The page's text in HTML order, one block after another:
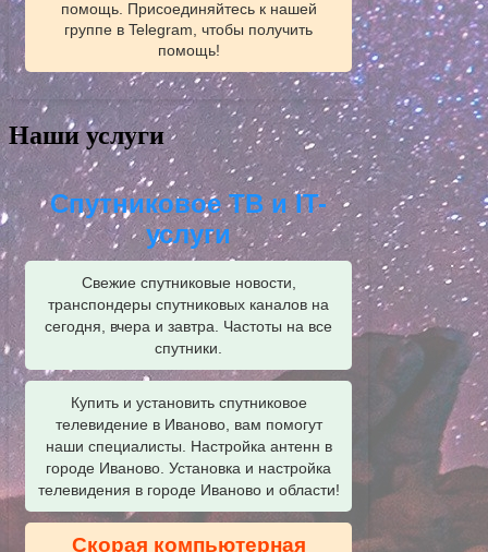
помощь. Присоединяйтесь к нашей
группе в Telegram, чтобы получить
помощь!
Наши услуги
Спутниковое ТВ и IT-
услуги
Свежие спутниковые новости,
транспондеры спутниковых каналов на
сегодня, вчера и завтра. Частоты на все
спутники.
Купить и установить спутниковое
телевидение в Иваново, вам помогут
наши специалисты. Настройка антенн в
городе Иваново. Установка и настройка
телевидения в городе Иваново и области!
Скорая компьютерная